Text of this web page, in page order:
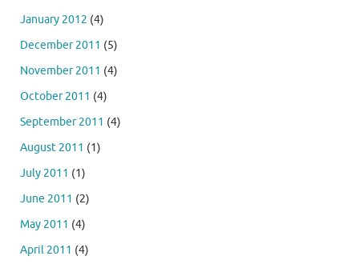
January 2012 (4)
December 2011 (5)
November 2011 (4)
October 2011 (4)
September 2011 (4)
August 2011 (1)
July 2011 (1)
June 2011 (2)
May 2011 (4)
April 2011 (4)